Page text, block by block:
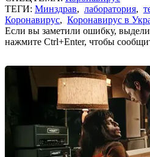
ТЕГИ: Минздрав, лаборатория,
Коронавирус, Коронавирус в
Если вы заметили ошибку,
нажмите Ctrl+Enter, чтобы